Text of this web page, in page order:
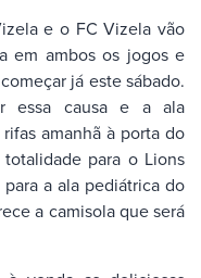
e o FC Vizela vão
em ambos os jogos e
já este sábado.
essa causa e a ala
amanhã à porta do
para o Lions
a ala pediátrica do
a camisola que será